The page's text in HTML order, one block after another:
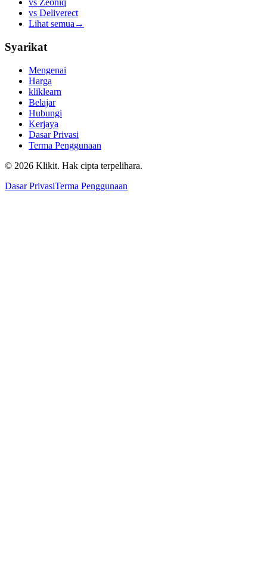
vs Zeoniq
vs Deliverect
Lihat semua →
Syarikat
Mengenai
Harga
kliklearn
Belajar
Hubungi
Kerjaya
Dasar Privasi
Terma Penggunaan
© 2026 Klikit. Hak cipta terpelihara.
Dasar PrivasiTerma Penggunaan